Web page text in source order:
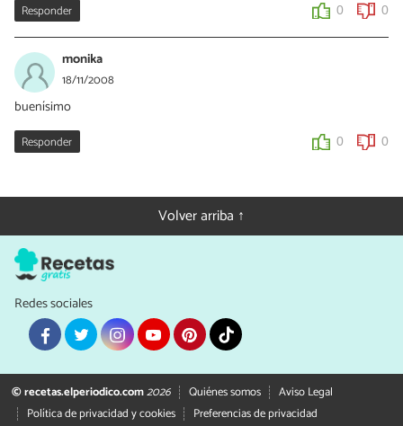
Responder 0 0
monika
18/11/2008
buenísimo
Responder 0 0
Volver arriba ↑
Redes sociales
© recetas.elperiodico.com2026 Quiénes somos
Aviso Legal
Política de privacidad y cookies
Preferencias de privacidad